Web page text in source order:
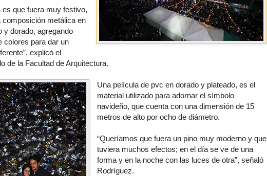
es que fuera muy festivo,
composición metálica en
y dorado, agregando
colores para dar un
explicó el
de la Facultad de Arquitectura.
Una película de pvc en dorado y plateado, es el
material utilizado para adornar el símbolo
navideño, que cuenta con una dimensión de 15
metros de alto por ocho de diámetro.
“Queríamos que fuera un pino muy moderno y que
tuviera muchos efectos; en el día se ve de una
forma y en la noche con las luces de otra”, señaló
Rodríguez.